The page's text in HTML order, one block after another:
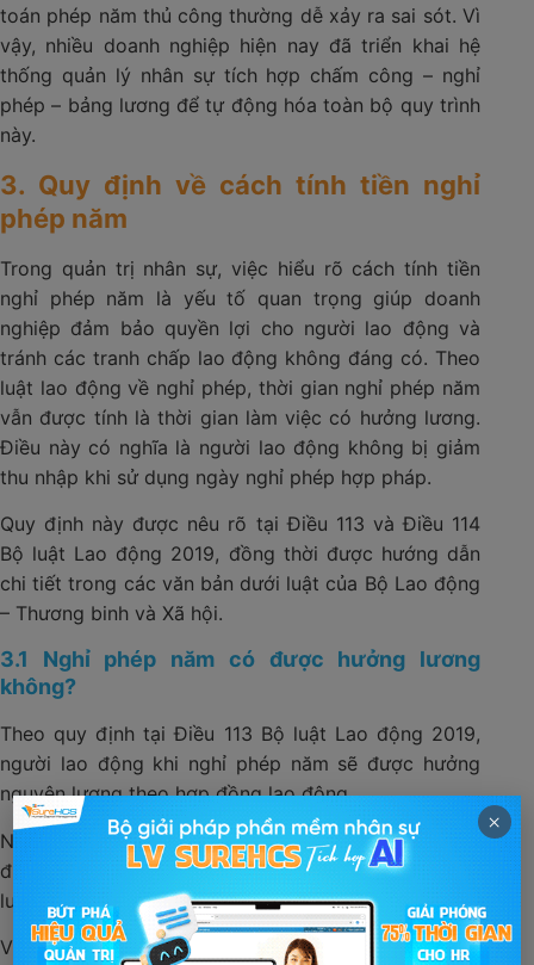
toán phép năm thủ công thường dễ xảy ra sai sót. Vì
vậy, nhiều doanh nghiệp hiện nay đã triển khai hệ
thống quản lý nhân sự tích hợp chấm công – nghỉ
phép – bảng lương để tự động hóa toàn bộ quy trình
này.
3. Quy định về cách tính tiền nghỉ
phép năm
Trong quản trị nhân sự, việc hiểu rõ cách tính tiền
nghỉ phép năm là yếu tố quan trọng giúp doanh
nghiệp đảm bảo quyền lợi cho người lao động và
tránh các tranh chấp lao động không đáng có. Theo
luật lao động về nghỉ phép, thời gian nghỉ phép năm
vẫn được tính là thời gian làm việc có hưởng lương.
Điều này có nghĩa là người lao động không bị giảm
thu nhập khi sử dụng ngày nghỉ phép hợp pháp.
Quy định này được nêu rõ tại Điều 113 và Điều 114
Bộ luật Lao động 2019, đồng thời được hướng dẫn
chi tiết trong các văn bản dưới luật của Bộ Lao động
– Thương binh và Xã hội.
3.1 Nghỉ phép năm có được hưởng lương
không?
Theo quy định tại Điều 113 Bộ luật Lao động 2019,
người lao động khi nghỉ phép năm sẽ được hưởng
nguyên lương theo hợp đồng lao động.
Nói một cách dễ hiểu, nếu nhân viên nghỉ phép năm
đúng quy định thì những ngày nghỉ đó vẫn được trả
lương giống như ngày làm việc bình thường.
Ví dụ minh họa:
×